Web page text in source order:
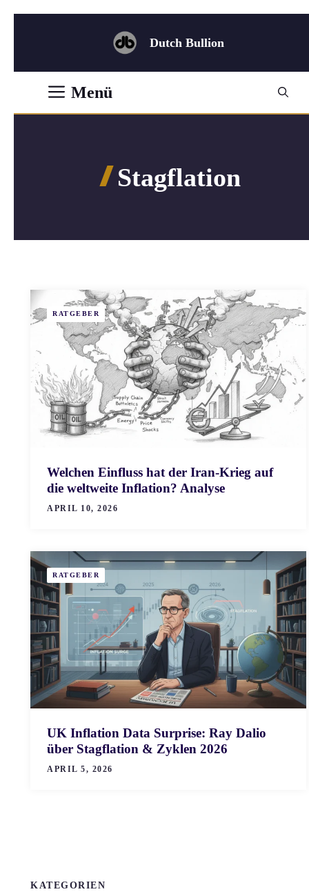
Dutch Bullion
Menü
Stagflation
RATGEBER
Welchen Einfluss hat der Iran-Krieg auf
die weltweite Inflation? Analyse
APRIL 10, 2026
RATGEBER
UK Inflation Data Surprise: Ray Dalio
über Stagflation & Zyklen 2026
APRIL 5, 2026
KATEGORIEN